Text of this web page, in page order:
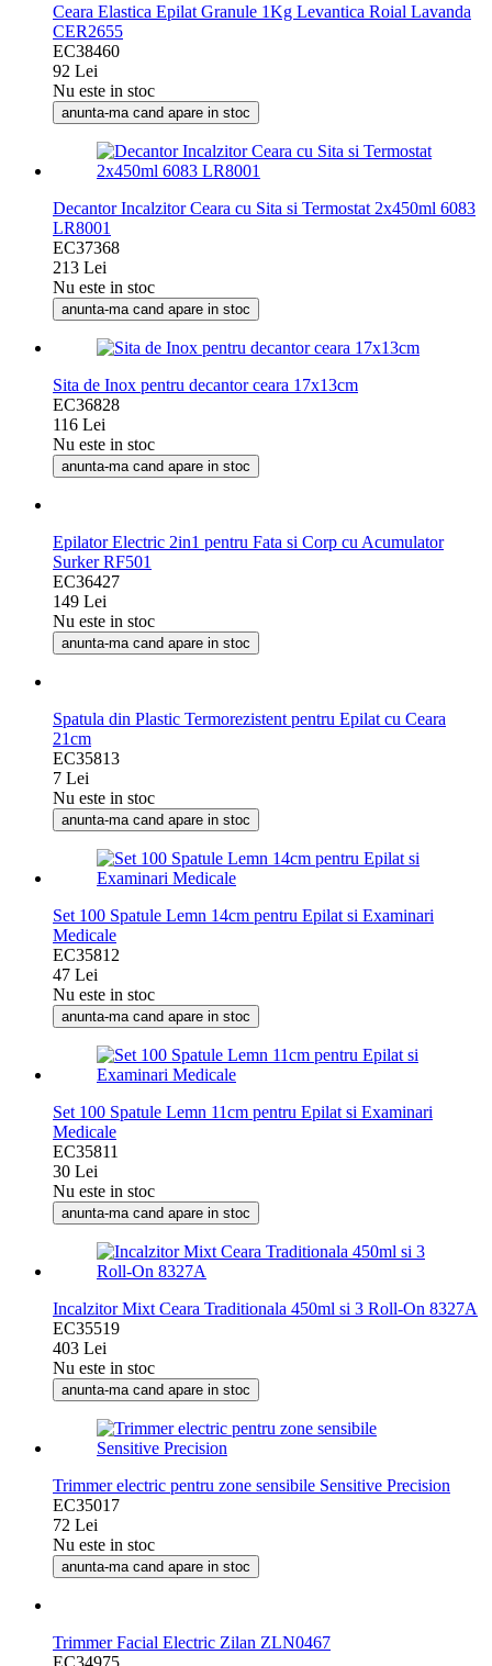
Ceara Elastica Epilat Granule 1Kg Levantica Roial Lavanda
CER2655
EC38460
92 Lei
Nu este in stoc
anunta-ma cand apare in stoc
Decantor Incalzitor Ceara cu Sita si Termostat 2x450ml 6083
LR8001
EC37368
213 Lei
Nu este in stoc
anunta-ma cand apare in stoc
Sita de Inox pentru decantor ceara 17x13cm
EC36828
116 Lei
Nu este in stoc
anunta-ma cand apare in stoc
Epilator Electric 2in1 pentru Fata si Corp cu Acumulator
Surker RF501
EC36427
149 Lei
Nu este in stoc
anunta-ma cand apare in stoc
Spatula din Plastic Termorezistent pentru Epilat cu Ceara
21cm
EC35813
7 Lei
Nu este in stoc
anunta-ma cand apare in stoc
Set 100 Spatule Lemn 14cm pentru Epilat si Examinari
Medicale
EC35812
47 Lei
Nu este in stoc
anunta-ma cand apare in stoc
Set 100 Spatule Lemn 11cm pentru Epilat si Examinari
Medicale
EC35811
30 Lei
Nu este in stoc
anunta-ma cand apare in stoc
Incalzitor Mixt Ceara Traditionala 450ml si 3 Roll-On 8327A
EC35519
403 Lei
Nu este in stoc
anunta-ma cand apare in stoc
Trimmer electric pentru zone sensibile Sensitive Precision
EC35017
72 Lei
Nu este in stoc
anunta-ma cand apare in stoc
Trimmer Facial Electric Zilan ZLN0467
EC34975